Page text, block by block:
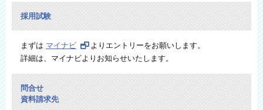
採用試験
まずは マイナビ
よりエントリーをお願いします。
詳細は、マイナビよりお知らせいたします。
問合せ
資料請求先